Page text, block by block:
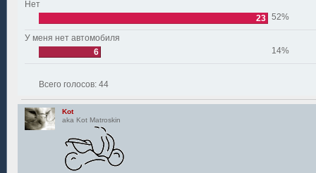
Нет
23 52%
У меня нет автомобиля
6
14%
Всего голосов: 44
Kot
aka Kot Matroskin